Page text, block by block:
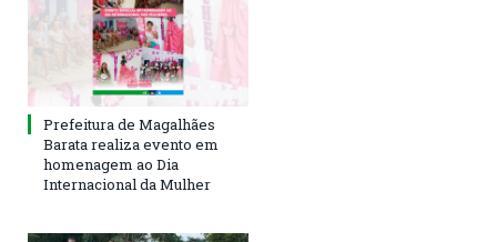
Prefeitura de Magalhães
Barata realiza evento em
homenagem ao Dia
Internacional da Mulher